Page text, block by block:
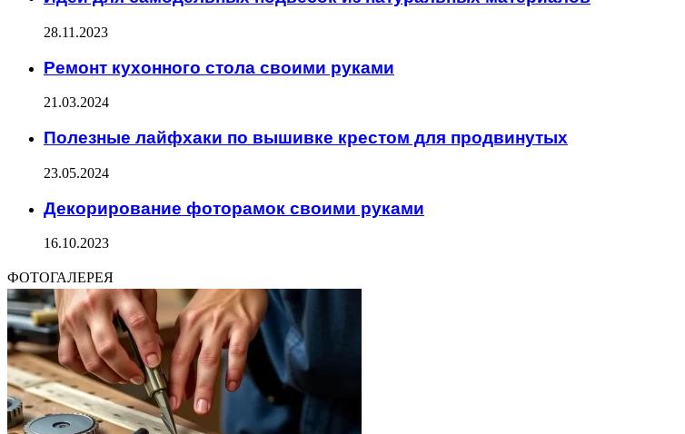
28.11.2023
Ремонт кухонного стола своими руками
21.03.2024
Полезные лайфхаки по вышивке крестом для продвинутых
23.05.2024
Декорирование фоторамок своими руками
16.10.2023
ФОТОГАЛЕРЕЯ